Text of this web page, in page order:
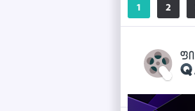
1 2